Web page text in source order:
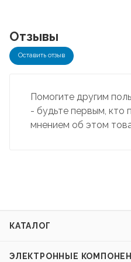
Отзывы
Оставить отзыв
Помогите другим
- будьте первым, кто
мнением об этом
КАТАЛОГ
ЭЛЕКТРОННЫЕ